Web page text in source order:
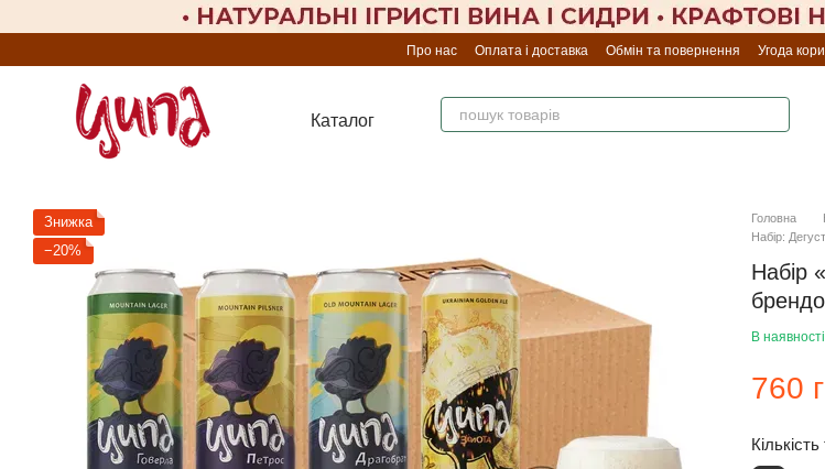
Перейти до основного контенту
Про нас Оплата і доставка Обмін та повернення Угода
Каталог
Знижка
−20%
Головна
Набір:
Набір
В наявності
760